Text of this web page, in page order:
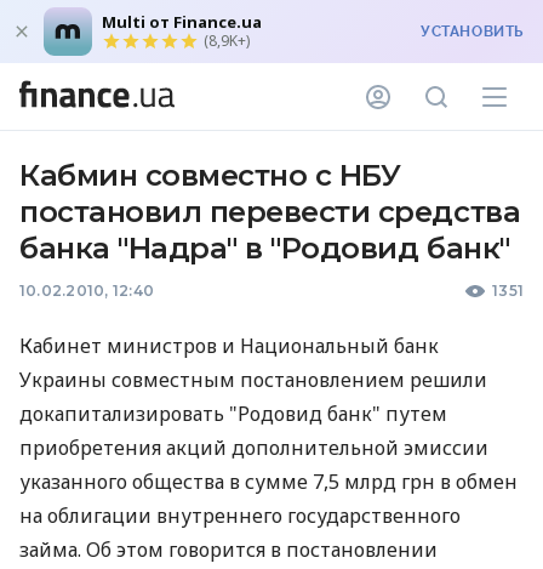
Multi от Finance.ua
(8,9K+) УСТАНОВИТЬ
Кабмин совместно с НБУ
постановил перевести средства
банка "Надра" в "Родовид банк"
10.02.2010, 12:40 1351
Кабинет министров и Национальный банк
Украины совместным постановлением решили
докапитализировать "Родовид банк" путем
приобретения акций дополнительной эмиссии
указанного общества в сумме 7,5 млрд грн в обмен
на облигации внутреннего государственного
займа. Об этом говорится в постановлении